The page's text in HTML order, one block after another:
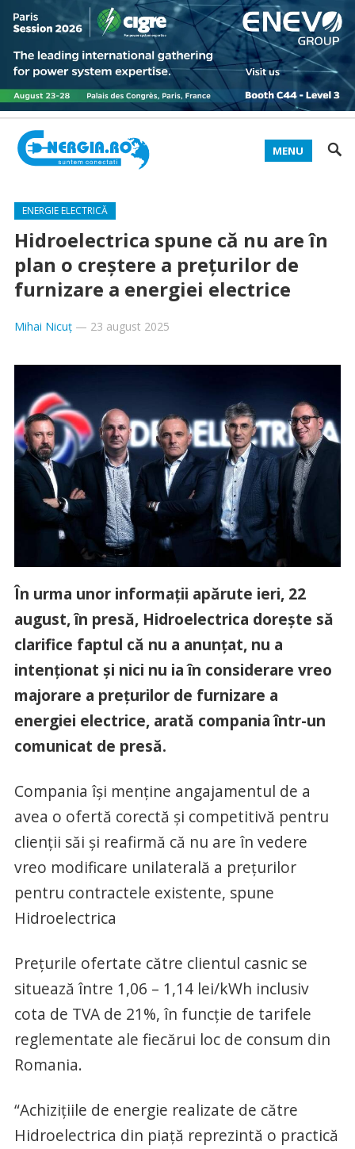
MENU
ENERGIE ELECTRICĂ
Hidroelectrica spune că nu are în
plan o creștere a prețurilor de
furnizare a energiei electrice
Mihai Nicuț— 23 august 2025
În urma unor informații apărute ieri, 22
august, în presă, Hidroelectrica dorește să
clarifice faptul că nu a anunțat, nu a
intenționat și nici nu ia în considerare vreo
majorare a prețurilor de furnizare a
energiei electrice, arată compania într-un
comunicat de presă.
Compania își menține angajamentul de a
avea o ofertă corectă și competitivă pentru
clienții săi și reafirmă că nu are în vedere
vreo modificare unilaterală a prețurilor
pentru contractele existente, spune
Hidroelectrica
Prețurile ofertate către clientul casnic se
situează între 1,06 – 1,14 lei/kWh inclusiv
cota de TVA de 21%, în funcție de tarifele
reglementate ale fiecărui loc de consum din
Romania.
“Achizițiile de energie realizate de către
Hidroelectrica din piață reprezintă o practică